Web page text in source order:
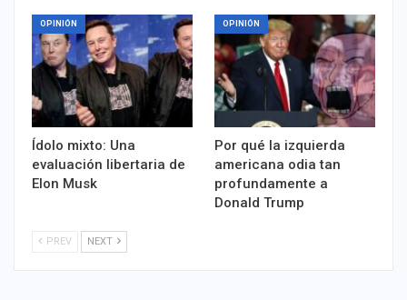
OPINIÓN
Ídolo mixto: Una
evaluación libertaria de
Elon Musk
OPINIÓN
Por qué la izquierda
americana odia tan
profundamente a
Donald Trump
PREV NEXT